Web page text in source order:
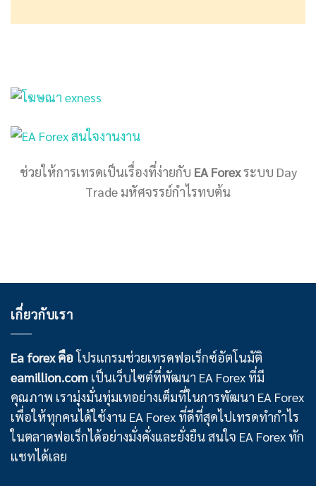
ช่วยให้การเทรดเป็นเรื่องที่ง่ายกับ EA Forexระบบ Day
Trade มหัศจรรย์กำไรทบต้น
เกี่ยวกับเรา
Ea forex คือโปรแกรมช่วยเทรดฟอเร็กซ์อัตโนมัติ
eamillion.com เป็นเว็บไซต์ที่พัฒนา EA Forex ที่มี
คุณภาพ เรามุ่งมั่นทุ่มเทอย่างเต็มที่ในการพัฒนา EA Forex
เพื่อให้ทุกคนได้ใช้งาน EA Forex ที่ดีที่สุดไปเทรดทำกำไร
ในตลาดฟอเร็กได้อย่างมั่งคั่งและยั่งยืน สนใจ EA Forex ทัก
แชทได้เลย